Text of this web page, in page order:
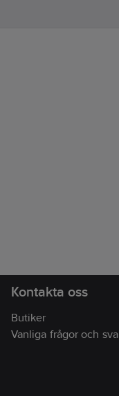
Kontakta oss
Butiker
Vanliga frågor och